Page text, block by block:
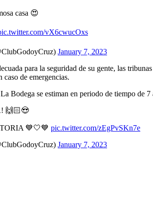
casa 😍
vX6cwucOxs
January 7, 2023
para la seguridad de su gente, las
de emergencias.
Bodega se estiman en periodo de tiempo de
🙌🏻😍
💙🤍💙 pic.twitter.com/zEgPvSKn7e
January 7, 2023